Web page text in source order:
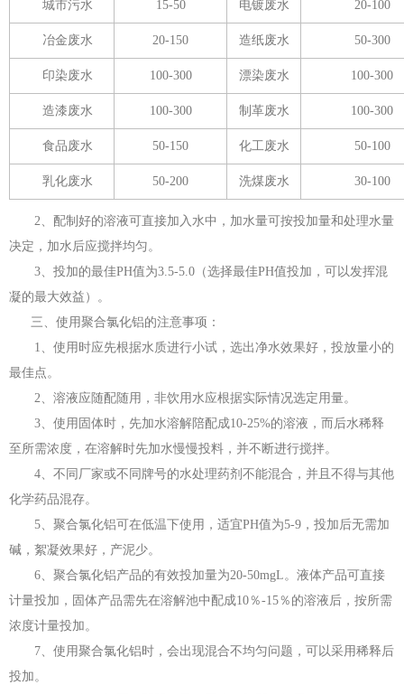
城市污水 15-50 电镀废水 20-100
冶金废水 20-150 造纸废水 50-300
印染废水 100-300 漂染废水 100-300
造漆废水 100-300 制革废水 100-300
食品废水 50-150 化工废水 50-100
乳化废水 50-200 洗煤废水 30-100
2、配制好的溶液可直接加入水中，加水量可按投加量和处理水量
决定，加水后应搅拌均匀。
3、投加的最佳PH值为3.5-5.0（选择最佳PH值投加，可以发挥混
凝的最大效益）。
三、使用聚合氯化铝的注意事项：
1、使用时应先根据水质进行小试，选出净水效果好，投放量小的
最佳点。
2、溶液应随配随用，非饮用水应根据实际情况选定用量。
3、使用固体时，先加水溶解陪配成10-25%的溶液，而后水稀释
至所需浓度，在溶解时先加水慢慢投料，并不断进行搅拌。
4、不同厂家或不同牌号的水处理药剂不能混合，并且不得与其他
化学药品混存。
5、聚合氯化铝可在低温下使用，适宜PH值为5-9，投加后无需加
碱，絮凝效果好，产泥少。
6、聚合氯化铝产品的有效投加量为20-50mgL。液体产品可直接
计量投加，固体产品需先在溶解池中配成10％-15％的溶液后，按所需
浓度计量投加。
7、使用聚合氯化铝时，会出现混合不均匀问题，可以采用稀释后
投加。